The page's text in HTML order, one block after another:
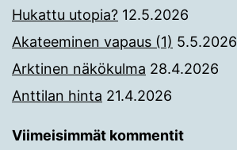
Hukattu utopia? 12.5.2026
Akateeminen vapaus (1) 5.5.2026
Arktinen näkökulma 28.4.2026
Anttilan hinta 21.4.2026
Viimeisimmät kommentit